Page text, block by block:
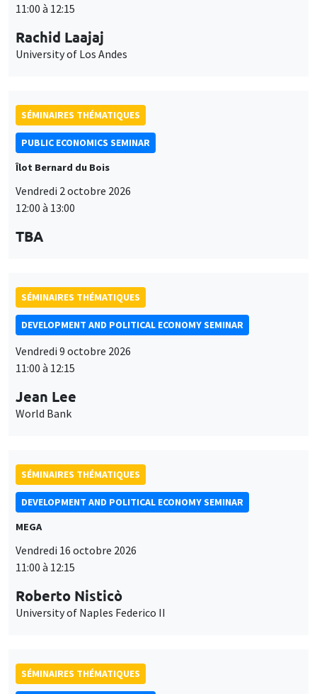
11:00 à 12:15
Rachid Laajaj
University of Los Andes
SÉMINAIRES THÉMATIQUES
PUBLIC ECONOMICS SEMINAR
Îlot Bernard du Bois
Vendredi 2 octobre 2026
12:00 à 13:00
TBA
SÉMINAIRES THÉMATIQUES
DEVELOPMENT AND POLITICAL ECONOMY SEMINAR
Vendredi 9 octobre 2026
11:00 à 12:15
Jean Lee
World Bank
SÉMINAIRES THÉMATIQUES
DEVELOPMENT AND POLITICAL ECONOMY SEMINAR
MEGA
Vendredi 16 octobre 2026
11:00 à 12:15
Roberto Nisticò
University of Naples Federico II
SÉMINAIRES THÉMATIQUES